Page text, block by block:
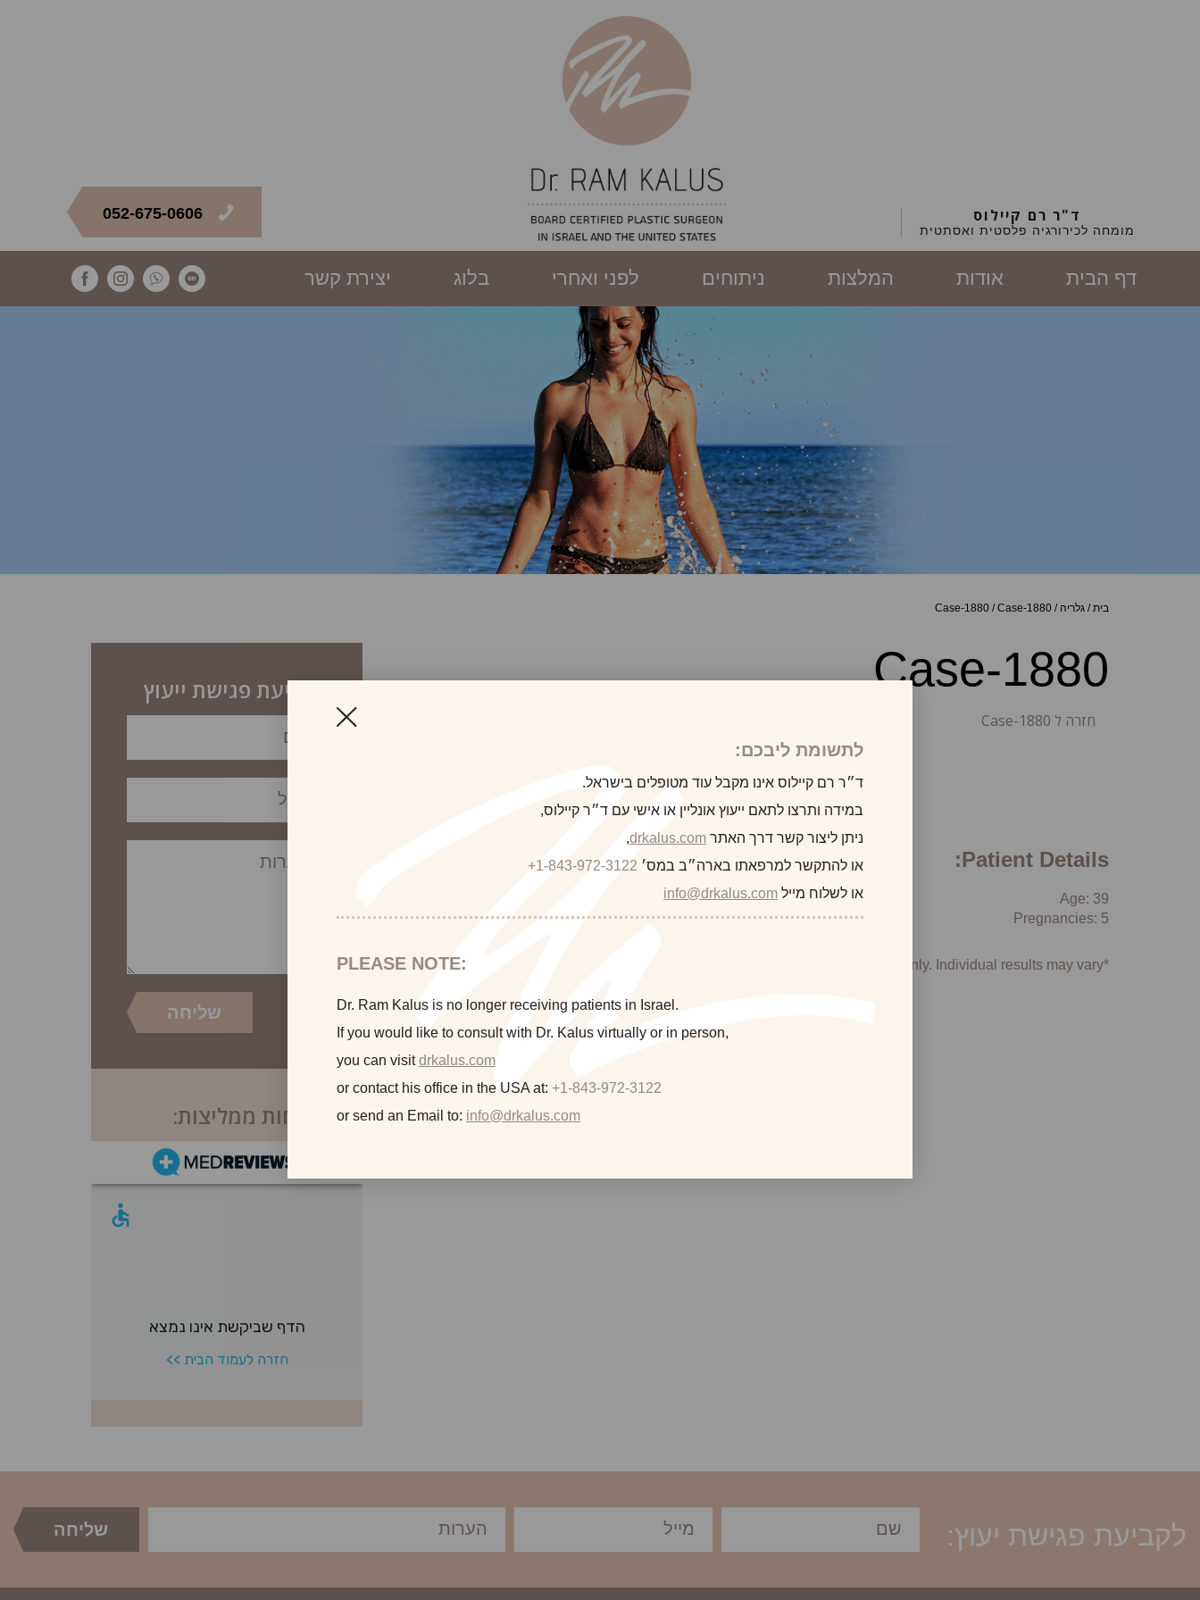
ד"ר רם קיילוס
מומחה לכירורגיה פלסטית ואסתטית
052-675-0606
דף הבית אודות המלצות ניתוחים לפני ואחרי בלוג יצירת קשר
בית/ גלריה /
Case-1880 /Case-1880
Case-1880
חזרה ל Case-1880
Patient Details:
Age: 39
Pregnancies: 5
*Photographs are for illustrative purposes only. Individual results may vary.
לקביעת פגישת ייעוץ
לקוחות ממליצות:
לקביעת פגישת יעוץ:
לתשומת ליבכם:
ד״ר רם קיילוס אינו מקבל עוד מטופלים בישראל.
במידה ותרצו לתאם ייעוץ אונליין או אישי עם ד״ר קיילוס,
ניתן ליצור קשר דרך האתר drkalus.com
,
או להתקשר למרפאתו בארה״ב במס׳ +1-843-972-3122
או לשלוח מייל info@drkalus.com
PLEASE NOTE:
Dr. Ram Kalus is no longer receiving patients in Israel.
If you would like to consult with Dr. Kalus virtually or in person,
you can visitdrkalus.com
or contact his office in the USA at: +1-843-972-3122
or send an Email to: info@drkalus.com